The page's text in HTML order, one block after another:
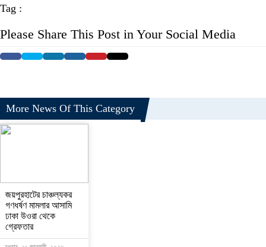
Tag :
Please Share This Post in Your Social Media
More News Of This Category
জয়পুরহাটের চাঞ্চল্যকর
গণধর্ষণ মামলার আসামি
ঢাকা উওরা থেকে
গ্রেফতার